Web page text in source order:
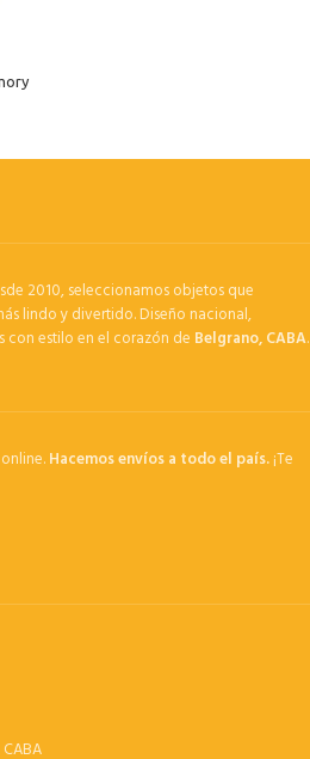
2010, seleccionamos objetos que
lindo y divertido. Diseño nacional,
estilo en el corazón de Belgrano, CABA.
Hacemos envíos a todo el país.¡Te